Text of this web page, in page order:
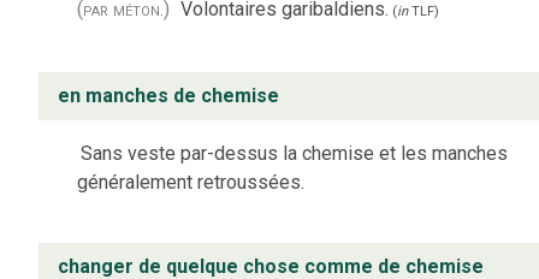
(par méton.) Volontaires garibaldiens. (inTLF)
en manches de chemise
Sans veste par-dessus la chemise et les manches
généralement retroussées.
changer de quelque chose comme de chemise